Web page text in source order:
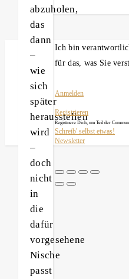
abzuholen,
das
dann
–
wie
sich
später
herausstellen
wird
–
doch
nicht
in
die
dafür
vorgesehene
Nische
passt
Ich bin
für das, was Sie
Anmelden
Registrieren
Registriere Dich, um Teil der
Schreib' selbst etwas!
Newsletter